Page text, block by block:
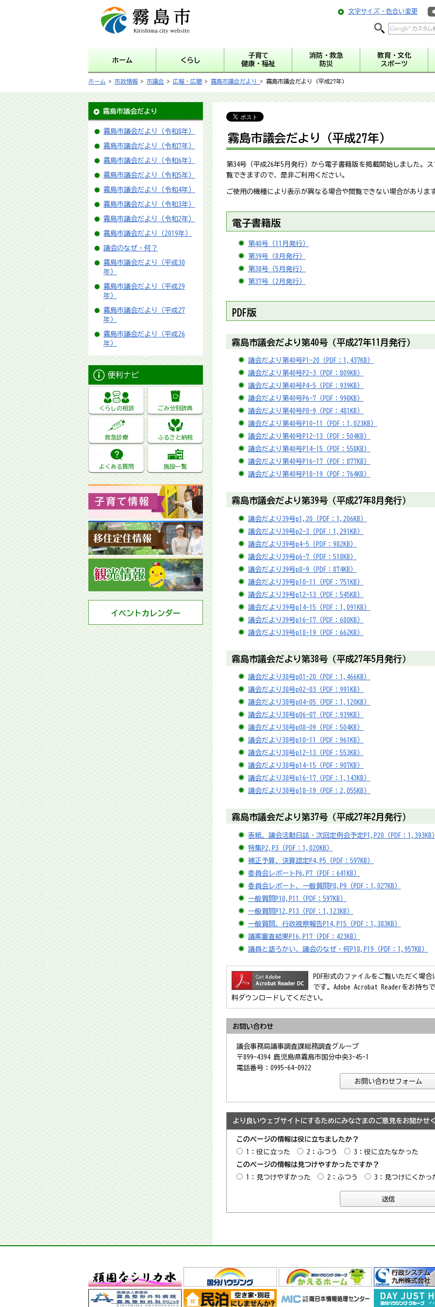
霧島市 Kirishima city
website
文字サイズ・色合い変更
ホーム くらし
子育て
健康・福祉
消防・救急
防災
教育・文化
スポーツ
ホーム > 市政情報 > 市議会 > 広報・広聴 > 霧島市議会だより > 霧島市議会だより（平成27年）
霧島市議会だより
霧島市議会だより（令和8年）
霧島市議会だより（令和7年）
霧島市議会だより（令和6年）
霧島市議会だより（令和5年）
霧島市議会だより（令和4年）
霧島市議会だより（令和3年）
霧島市議会だより（令和2年）
霧島市議会だより（2019年）
議会のなぜ・何？
霧島市議会だより（平成30
年）
霧島市議会だより（平成29
年）
霧島市議会だより（平成27
年）
霧島市議会だより（平成26
年）
便利ナビ
くらしの相談 ごみ分別辞典
救急診療 ふるさと納税
よくある質問 施設一覧
イベントカレンダー
霧島市議会だより（平成27年）
第34号（平成26年5月発行）から電子書籍版を掲載開始しました。
覧できますので、是非ご利用ください。
ご使用の機種により表示が異なる場合や閲覧できない場合がありま
電子書籍版
第40号（11月発行）
第39号（8月発行）
第38号（5月発行）
第37号（2月発行）
PDF版
霧島市議会だより第40号（平成27年11月発行）
議会だより第40号P1-20（PDF：1,437KB）
議会だより第40号P2-3（PDF：809KB）
議会だより第40号P4-5（PDF：939KB）
議会だより第40号P6-7（PDF：998KB）
議会だより第40号P8-9（PDF：481KB）
議会だより第40号P10-11（PDF：1,023KB）
議会だより第40号P12-13（PDF：504KB）
議会だより第40号P14-15（PDF：558KB）
議会だより第40号P16-17（PDF：877KB）
議会だより第40号P18-19（PDF：764KB）
霧島市議会だより第39号（平成27年8月発行）
議会だより39号p1,20（PDF：1,206KB）
議会だより39号p2-3（PDF：1,291KB）
議会だより39号p4-5（PDF：982KB）
議会だより39号p6-7（PDF：518KB）
議会だより39号p8-9（PDF：874KB）
議会だより39号p10-11（PDF：751KB）
議会だより39号p12-13（PDF：545KB）
議会だより39号p14-15（PDF：1,091KB）
議会だより39号p16-17（PDF：680KB）
議会だより39号p18-19（PDF：662KB）
霧島市議会だより第38号（平成27年5月発行）
議会だより38号p01-20（PDF：1,466KB）
議会だより38号p02-03（PDF：991KB）
議会だより38号p04-05（PDF：1,120KB）
議会だより38号p06-07（PDF：939KB）
議会だより38号p08-09（PDF：504KB）
議会だより38号p10-11（PDF：961KB）
議会だより38号p12-13（PDF：553KB）
議会だより38号p14-15（PDF：907KB）
議会だより38号p16-17（PDF：1,143KB）
議会だより38号p18-19（PDF：2,055KB）
霧島市議会だより第37号（平成27年2月発行）
表紙、議会活動日誌・次回定例会予定P1,P20（PDF：1,393KB
特集P2,P3（PDF：1,020KB）
補正予算、決算認定P4,P5（PDF：597KB）
委員会レポートP6,P7（PDF：641KB）
委員会レポート、一般質問P8,P9（PDF：1,027KB）
一般質問P10,P11（PDF：597KB）
一般質問P12,P13（PDF：1,123KB）
一般質問、行政視察報告P14,P15（PDF：1,383KB）
議案審査結果P16,P17（PDF：423KB）
議員と語ろかい、議会のなぜ・何P18,P19（PDF：1,957KB）
PDF形式のファイルをご覧いただく場
です。Adobe Acrobat Readerをお持ち
料ダウンロードしてください。
お問い合わせ
議会事務局議事調査課総務調査グループ
〒899-4394 鹿児島県霧島市国分中央3-45-1
電話番号：0995-64-0922
より良いウェブサイトにするためにみなさまのご意見をお聞かせ
このページの情報は役に立ちましたか？
1：役に立った
2：ふつう
3：役に立たなかった
このページの情報は見つけやすかったですか？
1：見つけやすかった
2：ふつう 3：見つけにくかっ